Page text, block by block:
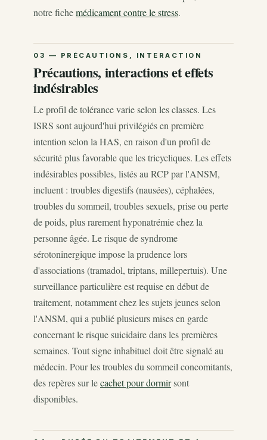
notre fichemédicament contre le stress.
Précautions, interactions et effets
indésirables
Le profil de tolérance varie selon les classes. Les
ISRS sont aujourd'hui privilégiés en première
intention selon la HAS, en raison d'un profil de
sécurité plus favorable que les tricycliques. Les effets
indésirables possibles, listés au RCP par l'ANSM,
incluent : troubles digestifs (nausées), céphalées,
troubles du sommeil, troubles sexuels, prise ou perte
de poids, plus rarement hyponatrémie chez la
personne âgée. Le risque de syndrome
sérotoninergique impose la prudence lors
d'associations (tramadol, triptans, millepertuis). Une
surveillance particulière est requise en début de
traitement, notamment chez les sujets jeunes selon
l'ANSM, qui a publié plusieurs mises en garde
concernant le risque suicidaire dans les premières
semaines. Tout signe inhabituel doit être signalé au
médecin. Pour les troubles du sommeil concomitants,
des repères sur lecachet pour dormirsont
disponibles.